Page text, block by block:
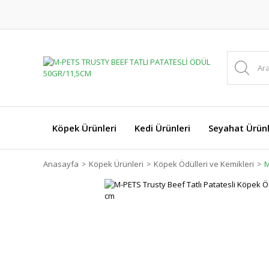
Köpek Ürünleri Kedi Ürünleri Seyahat
Anasayfa Köpek Ürünleri Köpek Ödülleri ve Kemikleri